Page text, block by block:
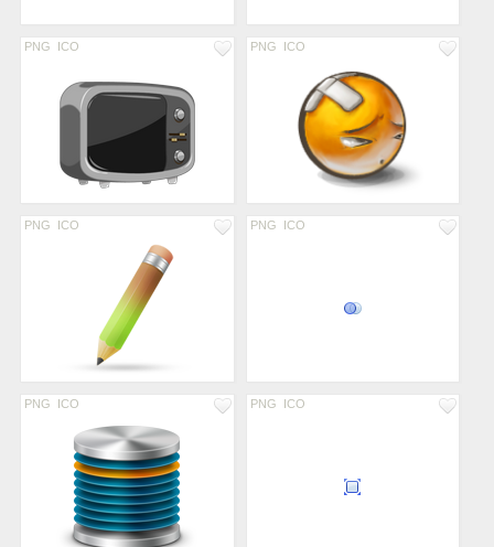
PNG ICO PNG ICO
PNG ICO PNG ICO
PNG ICO PNG ICO